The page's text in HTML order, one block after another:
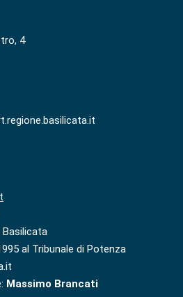
4
Basilicata
al Tribunale di Potenza
Massimo Brancati